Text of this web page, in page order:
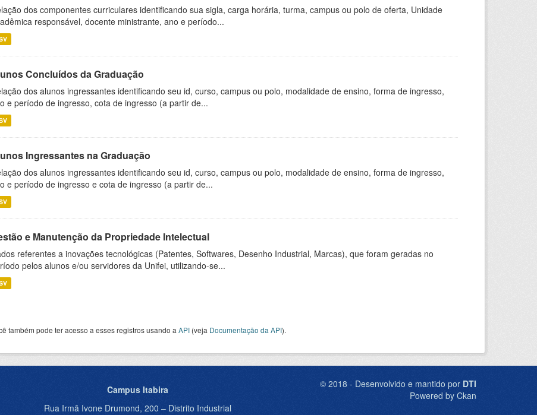
dos componentes curriculares identificando sua sigla, carga horária, turma, campus ou polo de oferta, Unidade
responsável, docente ministrante, ano e período...
Concluídos da Graduação
dos alunos ingressantes identificando seu id, curso, campus ou polo, modalidade de ensino, forma de ingresso,
e período de ingresso, cota de ingresso (a partir de...
Ingressantes na Graduação
dos alunos ingressantes identificando seu id, curso, campus ou polo, modalidade de ensino, forma de ingresso,
e período de ingresso e cota de ingresso (a partir de...
e Manutenção da Propriedade Intelectual
referentes a inovações tecnológicas (Patentes, Softwares, Desenho Industrial, Marcas), que foram geradas no
pelos alunos e/ou servidores da Unifei, utilizando-se...
também pode ter acesso a esses registros usando a API (veja Documentação da API).
Campus Itabira
Rua Irmã Ivone Drumond, 200 – Distrito Industrial
© 2018 - Desenvolvido e mantido por DTI
Powered by Ckan